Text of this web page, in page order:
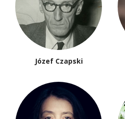
Józef Czapski